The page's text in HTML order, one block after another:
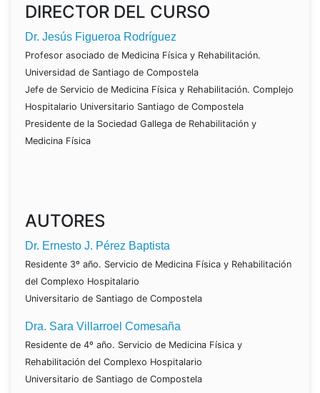
DIRECTOR DEL CURSO
Dr. Jesús Figueroa Rodríguez
Profesor asociado de Medicina Física y Rehabilitación.
Universidad de Santiago de Compostela
Jefe de Servicio de Medicina Física y Rehabilitación. Complejo
Hospitalario Universitario Santiago de Compostela
Presidente de la Sociedad Gallega de Rehabilitación y
Medicina Física
AUTORES
Dr. Ernesto J. Pérez Baptista
Residente 3º año. Servicio de Medicina Física y Rehabilitación
del Complexo Hospitalario
Universitario de Santiago de Compostela
Dra. Sara Villarroel Comesaña
Residente de 4º año. Servicio de Medicina Física y
Rehabilitación del Complexo Hospitalario
Universitario de Santiago de Compostela